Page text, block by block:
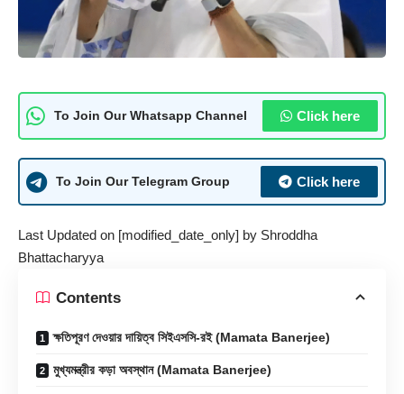
To Join Our Whatsapp Channel Click here
To Join Our Telegram Group Click here
Last Updated on [modified_date_only] by Shroddha
Bhattacharyya
Contents
ক্ষতিপূরণ দেওয়ার দায়িত্ব সিইএসসি-রই (Mamata Banerjee)
মুখ্যমন্ত্রীর কড়া অবস্থান (Mamata Banerjee)